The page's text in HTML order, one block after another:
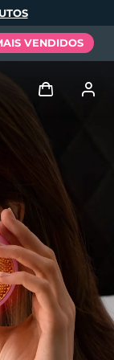
VENDIDOS
Entrar
de usuário
aparelhos
pedidos
endereços
subscrições
中文